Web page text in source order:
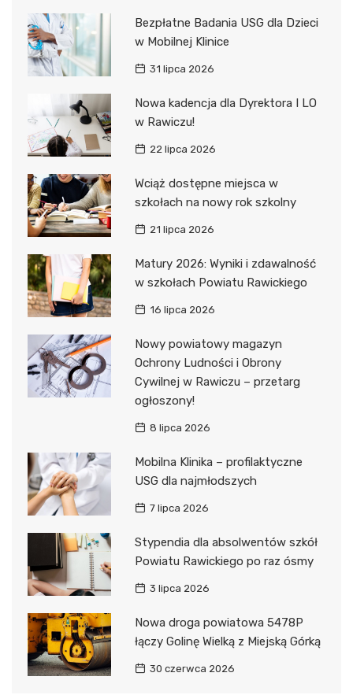
Bezpłatne Badania USG dla Dzieci
w Mobilnej Klinice
31 lipca 2026
Nowa kadencja dla Dyrektora I LO
w Rawiczu!
22 lipca 2026
Wciąż dostępne miejsca w
szkołach na nowy rok szkolny
21 lipca 2026
Matury 2026: Wyniki i zdawalność
w szkołach Powiatu Rawickiego
16 lipca 2026
Nowy powiatowy magazyn
Ochrony Ludności i Obrony
Cywilnej w Rawiczu – przetarg
ogłoszony!
8 lipca 2026
Mobilna Klinika – profilaktyczne
USG dla najmłodszych
7 lipca 2026
Stypendia dla absolwentów szkół
Powiatu Rawickiego po raz ósmy
3 lipca 2026
Nowa droga powiatowa 5478P
łączy Golinę Wielką z Miejską Górką
30 czerwca 2026